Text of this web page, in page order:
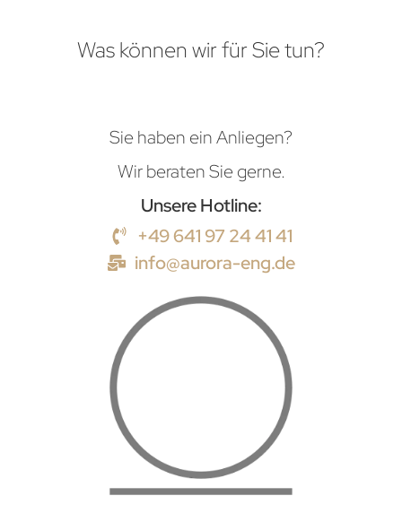
Was können wir für Sie tun?
Sie haben ein Anliegen?
Wir beraten Sie gerne.
Unsere Hotline:
+49 641 97 24 41 41
info@aurora-eng.de